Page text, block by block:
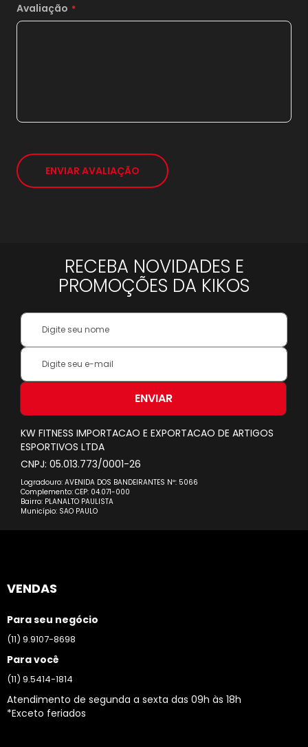
20xsem juros de 1.339,50
Avaliação
ENVIAR AVALIAÇÃO
RECEBA NOVIDADES E
PROMOÇÕES DA KIKOS
Your
Name:
Inscreva-
na
Newsletter:
ENVIAR
KW FITNESS IMPORTACAO E EXPORTACAO DE ARTIGOS
ESPORTIVOS LTDA
CNPJ: 05.013.773/0001-26
Logradouro: AVENIDA DOS BANDEIRANTES Nº: 5066
Complemento: CEP: 04.071-000
Bairro: PLANALTO PAULISTA
Município: SAO PAULO
VENDAS
Para seu negócio
(11) 9.9107-8698
Para você
(11) 9.5414-1814
Atendimento de segunda a sexta das 09h às 18h
*Exceto feriados